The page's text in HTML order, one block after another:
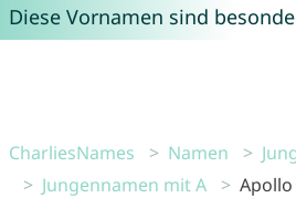
Diese Vornamen sind
CharliesNames Namen
Jungennamen mit A
Apollo